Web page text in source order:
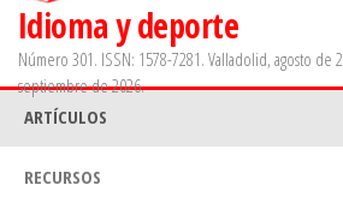
Idioma y deporte
Número 301. ISSN: 1578-7281. Valladolid, agosto de
septiembre de 2026.
ARTÍCULOS
RECURSOS